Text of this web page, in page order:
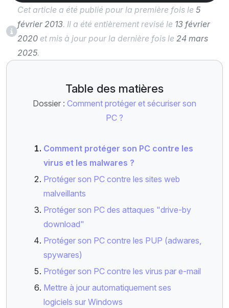
Cet article a été publié pour la première fois le 5
février 2013. Il a été entièrement revisé le 13 février
2020 et mis à jour pour la dernière fois le 24 mars
2025.
Table des matières
Dossier : Comment protéger et sécuriser son
PC ?
Comment protéger son PC contre les
virus et les malwares ?
Protéger son PC contre les sites web
malveillants
Protéger son PC des attaques "drive-by
download"
Protéger son PC contre les PUP (adwares,
spywares)
Protéger son PC contre les virus par e-mail
Mettre à jour automatiquement ses
logiciels sur Windows